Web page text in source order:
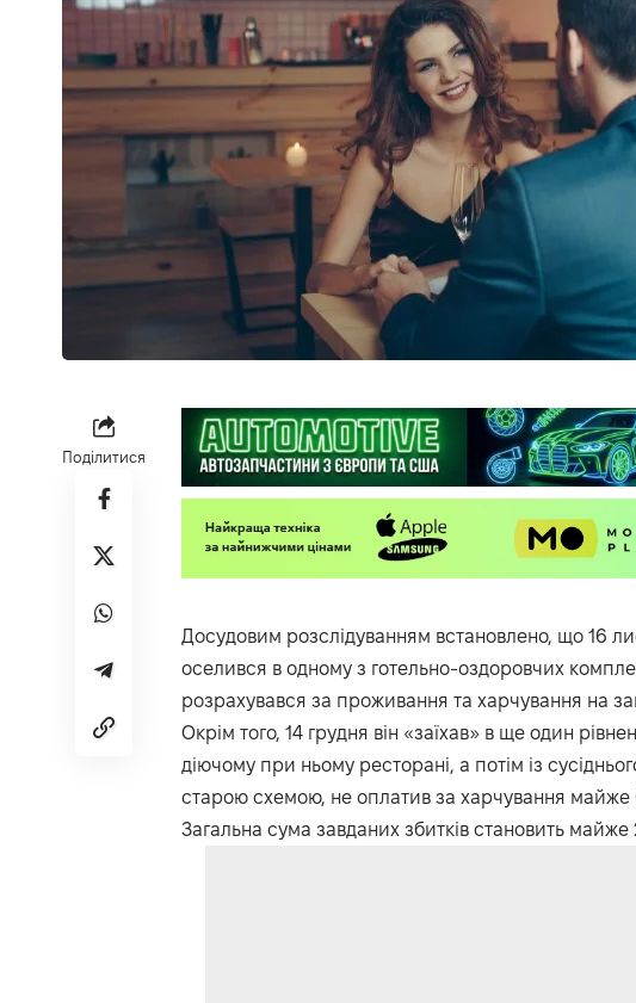
Поділитися
Досудовим розслідуванням встановлено, що 16
оселився в одному з готельно-оздоровчих
розрахувався за проживання та харчування на
Окрім того, 14 грудня він «заїхав» в ще один
діючому при ньому ресторані, а потім із
старою схемою, не оплатив за харчування
Загальна сума завданих збитків становить майже